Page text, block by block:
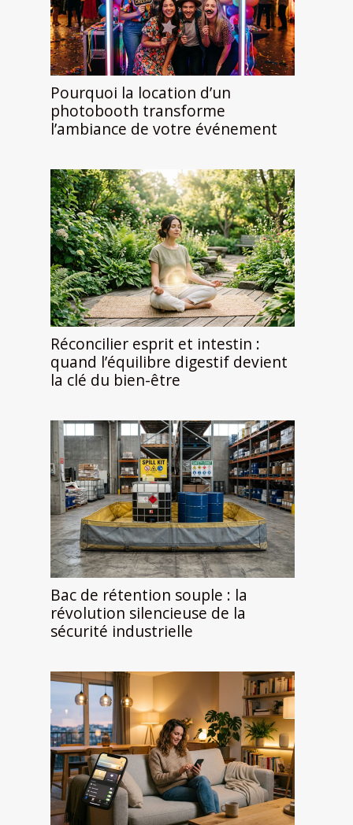
Pourquoi la location d’un
photobooth transforme
l’ambiance de votre événement
Réconcilier esprit et intestin :
quand l’équilibre digestif devient
la clé du bien-être
Bac de rétention souple : la
révolution silencieuse de la
sécurité industrielle